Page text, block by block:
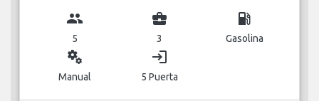
group
5
business_center
3
local_gas_station
Gasolina
miscellaneous_services
Manual
login
5 Puerta